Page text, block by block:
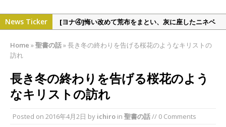
News Ticker
[ヨナ④]悔い改めて荒布をまとい、灰に座したニネベ
[偉人・有名人の聖書観①]学者シリーズ（人文・社会
[ヨナ③]ヨナの切実な祈り
[ヨナ②] ヨナの時代について 〜地理〜
だと万物を通して語られる神様
Home »聖書の話»長き冬の終わりを告げる桜花のようなキリストの
訪れ
長き冬の終わりを告げる桜花のよう
なキリストの訪れ
Posted on 2016年4月2日 by ichiro in 聖書の話// 0 Comments